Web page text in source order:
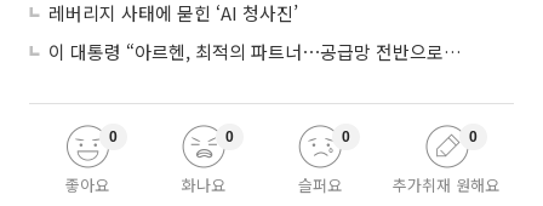
레버리지 사태에 묻힌 ‘AI 청사진’
이 대통령 “아르헨, 최적의 파트너⋯공급망 전반으로 확대”
좋아요
0
화나요
0
슬퍼요
0
추가취재 원해요
0